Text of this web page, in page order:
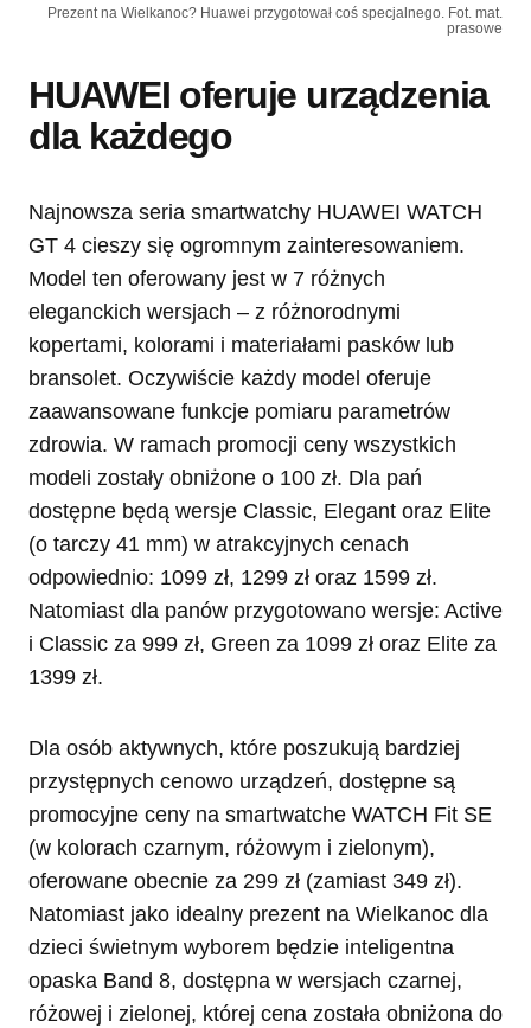
Prezent na Wielkanoc? Huawei przygotował coś specjalnego. Fot. mat.
prasowe
HUAWEI oferuje urządzenia
dla każdego
Najnowsza seria smartwatchy HUAWEI WATCH
GT 4 cieszy się ogromnym zainteresowaniem.
Model ten oferowany jest w 7 różnych
eleganckich wersjach – z różnorodnymi
kopertami, kolorami i materiałami pasków lub
bransolet. Oczywiście każdy model oferuje
zaawansowane funkcje pomiaru parametrów
zdrowia. W ramach promocji ceny wszystkich
modeli zostały obniżone o 100 zł. Dla pań
dostępne będą wersje Classic, Elegant oraz Elite
(o tarczy 41 mm) w atrakcyjnych cenach
odpowiednio: 1099 zł, 1299 zł oraz 1599 zł.
Natomiast dla panów przygotowano wersje: Active
i Classic za 999 zł, Green za 1099 zł oraz Elite za
1399 zł.
Dla osób aktywnych, które poszukują bardziej
przystępnych cenowo urządzeń, dostępne są
promocyjne ceny na smartwatche WATCH Fit SE
(w kolorach czarnym, różowym i zielonym),
oferowane obecnie za 299 zł (zamiast 349 zł).
Natomiast jako idealny prezent na Wielkanoc dla
dzieci świetnym wyborem będzie inteligentna
opaska Band 8, dostępna w wersjach czarnej,
różowej i zielonej, której cena została obniżona do